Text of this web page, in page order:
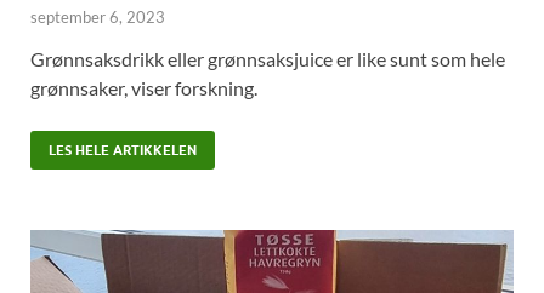
september 6, 2023
Grønnsaksdrikk eller grønnsaksjuice er like sunt som hele
grønnsaker, viser forskning.
LES HELE ARTIKKELEN